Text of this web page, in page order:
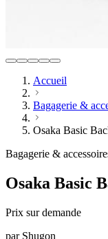
Accueil
Bagagerie &
Osaka Basic
Bagagerie &
Osaka Basic
Prix sur demande
par Shugon